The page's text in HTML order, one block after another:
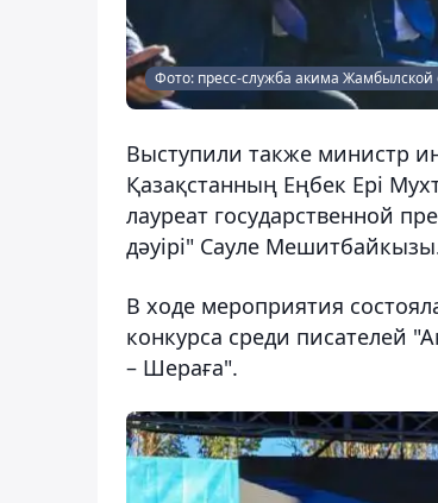
Фото: пресс-служба акима Жамбылской
Выступили также министр
Қазақстанның Еңбек Ері
лауреат государственной
дәуірі" Сауле
В ходе мероприятия
конкурса среди писателей
– Шераға".